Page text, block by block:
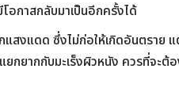
โอกาสกลับมาเป็นอีกครั้งได้
สงแดด ซึ่งไม่ก่อให้เกิดอันตราย
กยากกับมะเร็งผิวหนัง ควรที่จะต้